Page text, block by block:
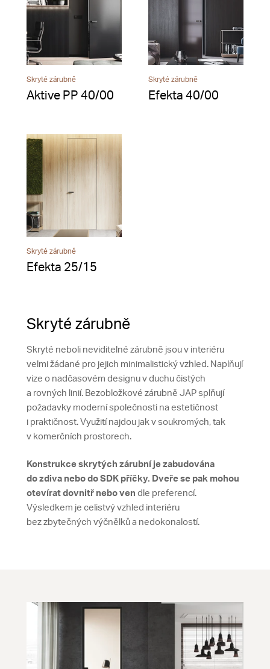
Skryté zárubně
Aktive PP 40/00
Skryté zárubně
Efekta 40/00
Skryté zárubně
Efekta 25/15
Skryté zárubně
Skryté neboli neviditelné zárubně jsou v interiéru
velmi žádané pro jejich minimalistický vzhled. Naplňují
vize o nadčasovém designu v duchu čistých
a rovných linií. Bezobložkové zárubně JAP splňují
požadavky moderní společnosti na estetičnost
i praktičnost. Využití najdou jak v soukromých, tak
v komerčních prostorech.
Konstrukce skrytých zárubní je zabudována
do zdiva nebo do SDK příčky. Dveře se pak mohou
otevírat dovnitř nebo ven dle preferencí.
Výsledkem je celistvý vzhled interiéru
bez zbytečných výčnělků a nedokonalostí.